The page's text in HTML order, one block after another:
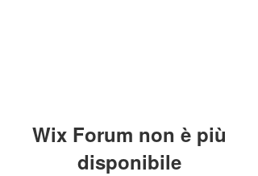
Wix Forum non è più
disponibile